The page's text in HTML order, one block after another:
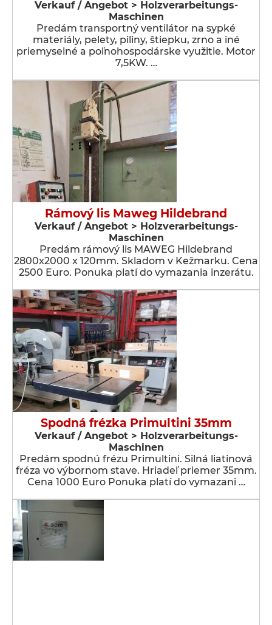
Verkauf / Angebot > Holzverarbeitungs-
Maschinen
Predám transportný ventilátor na sypké
materiály, pelety, piliny, štiepku, zrno a iné
priemyselné a poľnohospodárske využitie. Motor
7,5KW. …
Rámový lis Maweg Hildebrand
Verkauf / Angebot > Holzverarbeitungs-
Maschinen
Predám rámový lis MAWEG Hildebrand
2800x2000 x 120mm. Skladom v Kežmarku. Cena
2500 Euro. Ponuka platí do vymazania inzerátu.
Spodná frézka Primultini 35mm
Verkauf / Angebot > Holzverarbeitungs-
Maschinen
Predám spodnú frézu Primultini. Silná liatinová
fréza vo výbornom stave. Hriadeľ priemer 35mm.
Cena 1000 Euro Ponuka platí do vymazani …